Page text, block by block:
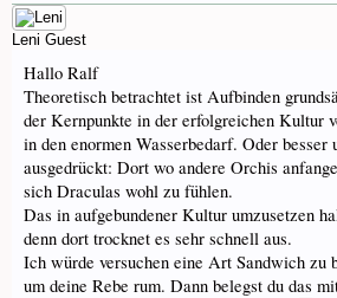
Leni Guest
Hallo Ralf
Theoretisch betrachtet ist Aufbinden
der Kernpunkte in der erfolgreichen Kultur
in den enormen Wasserbedarf. Oder besser
ausgedrückt: Dort wo andere Orchis
sich Draculas wohl zu fühlen.
Das in aufgebundener Kultur umzusetzen
denn dort trocknet es sehr schnell aus.
Ich würde versuchen eine Art Sandwich zu
um deine Rebe rum. Dann belegst du das